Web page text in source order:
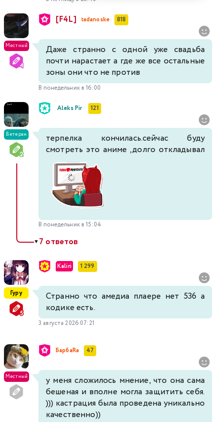
Местный
[F4L] tadanoske 818
Даже странно с одной уже свадьба
почти нарастает а где же все остальные
зоны они что не против
В понедельник в 16:00
Ветеран
Aleks Pir 121
терпелка кончилась.сейчас буду
смотреть это аниме ,долго откладывал
В понедельник в 15:04
▼7 ответов
Гуру
Kaliri 1 299
Странно что амедиа плаере нет 536 а
кодике есть.
3 августа 2026 07:21
Местный
БарбаRа 47
у меня сложилось мнение, что она сама
бешеная и вполне могла защитить себя.
))) кастрация была проведена уникально
качественно))